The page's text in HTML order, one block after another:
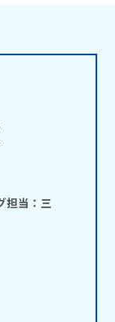
担当：三